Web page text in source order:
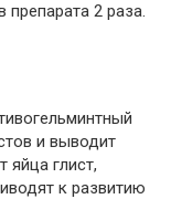
препарата 2 раза.
и выводит
яйца глист,
к развитию